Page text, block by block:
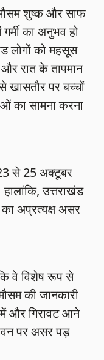
मौसम शुष्क और साफ
का अनुभव हो
लोगों को महसूस
रात के तापमान
खासतौर पर बच्चों
का सामना करना
23 से 25 अक्टूबर
उत्तराखंड
का अप्रत्यक्ष असर
वे विशेष रूप से
की जानकारी
और गिरावट आने
पर असर पड़